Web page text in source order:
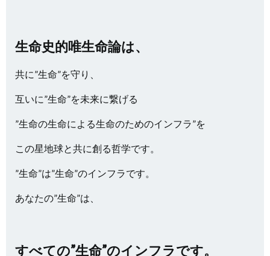
生命史的唯生命論は、
共に”生命”を守り、
互いに”生命”を未来に繋げる
”生命の生命による生命のためのインフラ”を
この星地球と共に創る哲学です。
”生命”は”生命”のインフラです。
あなたの”生命”は、
すべての”生命”のインフラです。